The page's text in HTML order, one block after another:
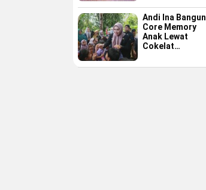
Budaya sebagai
Destinasi Wisata
Andi Ina Bangun
Core Memory
Anak Lewat
Cokelat